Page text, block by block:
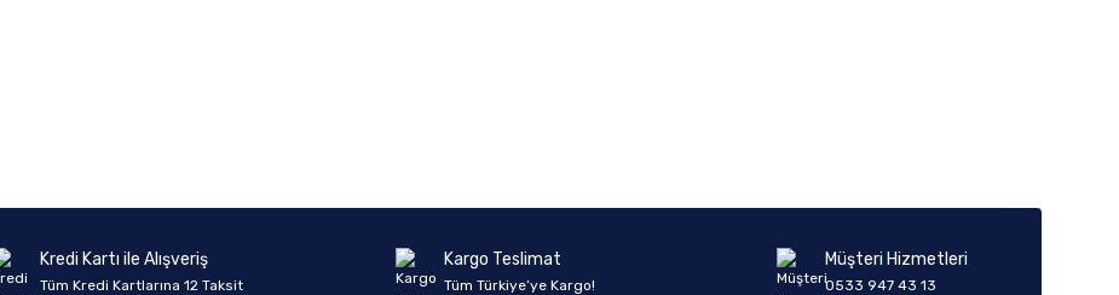
Kredi Kartı ile Alışveriş
Tüm Kredi Kartlarına 12 Taksit
Kargo Teslimat
Tüm Türkiye’ye Kargo!
Müşteri Hizmetleri
0533 947 43 13